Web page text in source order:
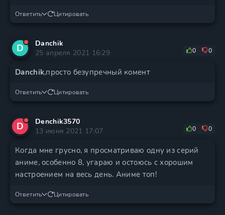
Ответить Цитировать
D
Danchik
25 апреля 2021 16:29
0 0
Danchik,просто безупречный комент
Ответить Цитировать
D
Denchik3570
13 июня 2021 17:07
0 0
Когда мне грусно, я просматриваю одну из серий
аниме, особенно 8, угараю и остоюсь с хорошим
настроением на весь день. Аниме топ!
Ответить Цитировать